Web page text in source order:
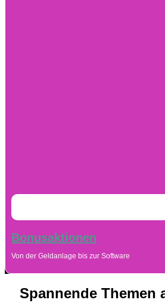
Bonusaktionen
Von der Geldanlage bis zur Software
Spannende Themen